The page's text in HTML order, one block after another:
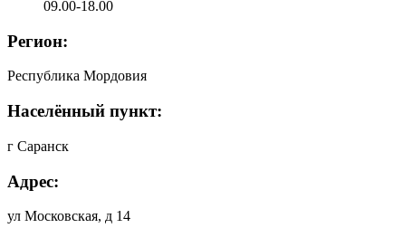
09.00-18.00
Регион:
Республика Мордовия
Населённый пункт:
г Саранск
Адрес:
ул Московская, д 14